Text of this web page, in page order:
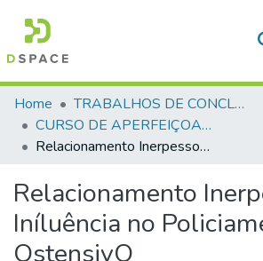
Communities & Collections
All of DSpace
Home
TRABALHOS DE CONCLUSÃO DE CURSO - CAO (CURSO DE APERFEIÇOAMENTO DE OFICIAIS)
CURSO DE APERFEIÇOAMENTO DE OFICIAIS - CAO - 1999
Relacionamento Inerpessoal e a Iníluência no Policiamento OstensivO
Relacionamento
Iníluência no
OstensivO